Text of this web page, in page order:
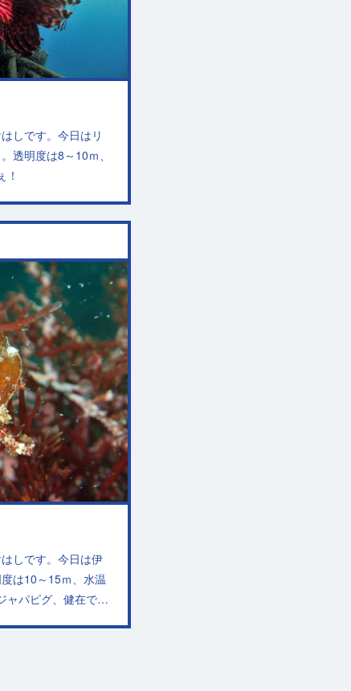
しです。今日はリ
透明度は8～10ｍ、
しです。今日は伊
は10～15ｍ、水温
ャパピグ、健在で…